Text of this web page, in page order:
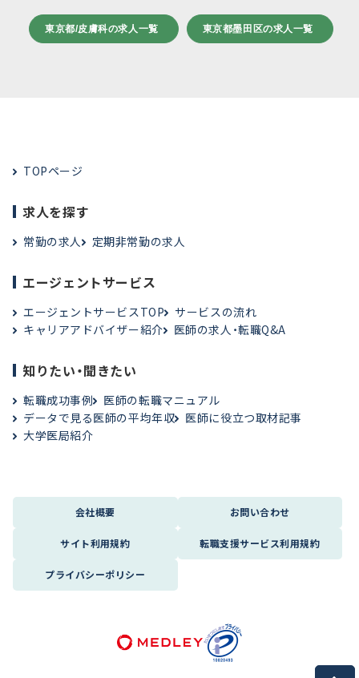
東京都/皮膚科の求人一覧 東京都墨田区の求人一覧
TOPページ
求人を探す
常勤の求人 定期非常勤の求人
エージェントサービス
エージェントサービスTOP
サービスの流れ
キャリアアドバイザー紹介
医師の求人・転職Q&A
知りたい・聞きたい
転職成功事例
医師の転職マニュアル
データで見る医師の平均年収
医師に役立つ取材記事
大学医局紹介
会社概要 お問い合わせ
サイト利用規約 転職支援サービス利用規約
プライバシーポリシー